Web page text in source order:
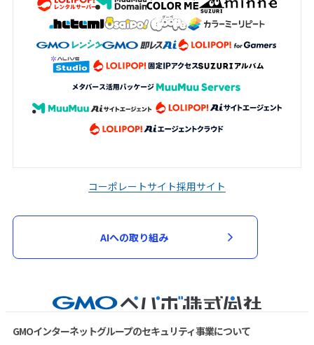
コーポレートサイト採用サイト
AIへの取り組み
GMOインターネットグループのセキュリティ事業について